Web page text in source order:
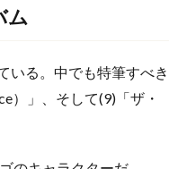
ム
いる。中でも特筆すべき
）」、そして(9)「ザ・